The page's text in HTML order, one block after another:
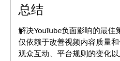
总结
解决YouTube负面影响的最佳
仅依赖于改善视频内容质量
观众互动、平台规则的变化